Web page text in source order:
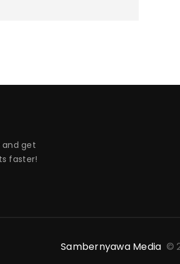
get
faster!
Sambernyawa Media ©